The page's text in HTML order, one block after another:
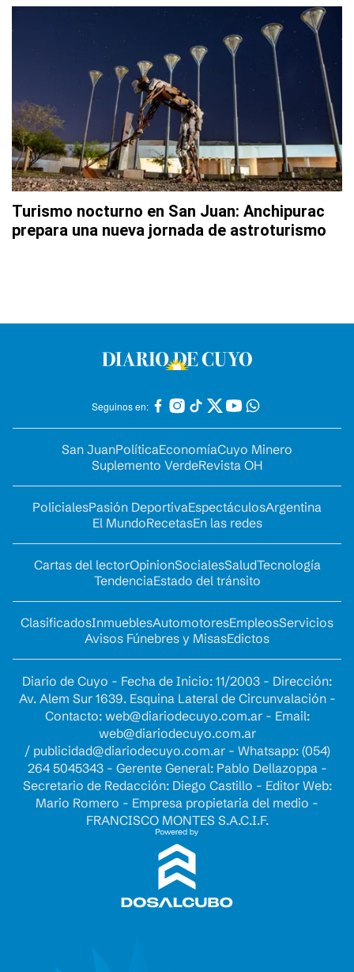
Turismo nocturno en San Juan: Anchipurac
prepara una nueva jornada de astroturismo
Seguinos en:
San JuanPolíticaEconomíaCuyo Minero
Suplemento VerdeRevista OH
PolicialesPasión DeportivaEspectáculosArgentina
El MundoRecetasEn las redes
Cartas del lectorOpinionSocialesSaludTecnología
TendenciaEstado del tránsito
ClasificadosInmueblesAutomotoresEmpleosServicios
Avisos Fúnebres y MisasEdictos
Diario de Cuyo - Fecha de Inicio: 11/2003 - Dirección:
Av. Alem Sur 1639. Esquina Lateral de Circunvalación -
Contacto: web@diariodecuyo.com.ar- Email:
web@diariodecuyo.com.ar
/ publicidad@diariodecuyo.com.ar- Whatsapp: (054)
264 5045343 - Gerente General: Pablo Dellazoppa -
Secretario de Redacción: Diego Castillo - Editor Web:
Mario Romero - Empresa propietaria del medio -
FRANCISCO MONTES S.A.C.I.F.